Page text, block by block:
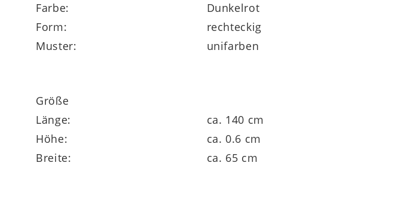
antistatisch
Florhöhe ca. 6 mm
Farbe:
Dunkelrot
Form:
rechteckig
Muster:
unifarben
Größe
Länge:
ca. 140 cm
Höhe:
ca. 0.6 cm
Breite:
ca. 65 cm